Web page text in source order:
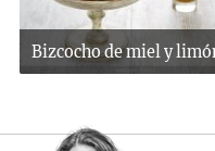
Bizcocho de miel y